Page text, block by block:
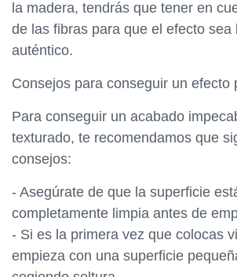
la madera, tendrás que tener en
de las fibras para que el efecto sea
auténtico.
Consejos para conseguir un efecto
Para conseguir un acabado
texturado, te recomendamos que
consejos:
- Asegúrate de que la superficie
completamente limpia antes de
- Si es la primera vez que colocas
empieza con una superficie